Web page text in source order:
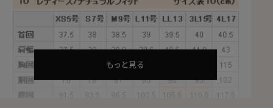
このコットンは、古代ペルー発祥の代々受け継がれた伝
統的な農法にて手摘みで丁寧に収穫され、その高い品質
を維持しています。
天然の油脂分を豊富に含むため、格別な柔らかさとしな
やかな風合いがあります。
また、上質で細かな糸が作れるため、仕上がりが薄めで
軽やかな生地になっています。
伝統と技術が織りなす贅沢な質感がペルヴィアンピマの
もっと見る